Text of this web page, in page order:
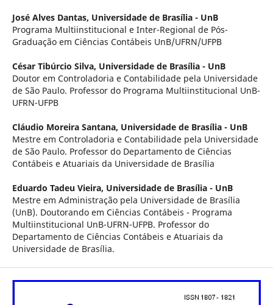
José Alves Dantas, Universidade de Brasília - UnB
Programa Multiinstitucional e Inter-Regional de Pós-
Graduação em Ciências Contábeis UnB/UFRN/UFPB
César Tibúrcio Silva, Universidade de Brasília - UnB
Doutor em Controladoria e Contabilidade pela Universidade
de São Paulo. Professor do Programa Multiinstitucional UnB-
UFRN-UFPB
Cláudio Moreira Santana, Universidade de Brasília - UnB
Mestre em Controladoria e Contabilidade pela Universidade
de São Paulo. Professor do Departamento de Ciências
Contábeis e Atuariais da Universidade de Brasília
Eduardo Tadeu Vieira, Universidade de Brasília - UnB
Mestre em Administração pela Universidade de Brasília
(UnB). Doutorando em Ciências Contábeis - Programa
Multiinstitucional UnB-UFRN-UFPB. Professor do
Departamento de Ciências Contábeis e Atuariais da
Universidade de Brasília.